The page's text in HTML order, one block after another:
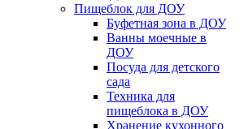
Пищеблок для ДОУ
Буфетная зона в ДОУ
Ванны моечные в
ДОУ
Посуда для детского
сада
Техника для
пищеблока в ДОУ
Хранение кухонного